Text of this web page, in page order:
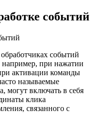
событий
событий
например, при нажатии
активации команды
называемые
могут включать в себя
клика
связанного с